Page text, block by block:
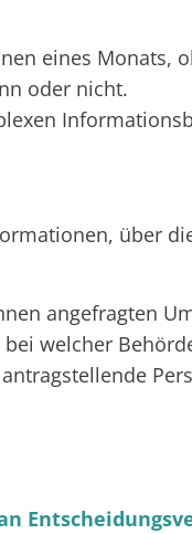
eines Monats,
oder nicht.
über
angefragten
welcher